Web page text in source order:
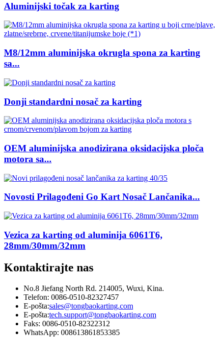
Aluminijski točak za karting
M8/12mm aluminijska okrugla spona za karting
sa...
Donji standardni nosač za karting
OEM aluminijska anodizirana oksidacijska ploča
motora sa...
Novosti Prilagođeni Go Kart Nosač Lančanika...
Vezica za karting od aluminija 6061T6,
28mm/30mm/32mm
Kontaktirajte nas
No.8 Jiefang North Rd. 214005, Wuxi, Kina.
Telefon: 0086-0510-82327457
E-pošta:sales@tongbaokarting.com
E-pošta:tech.support@tongbaokarting.com
Faks: 0086-0510-82322312
WhatsApp: 008613861853385